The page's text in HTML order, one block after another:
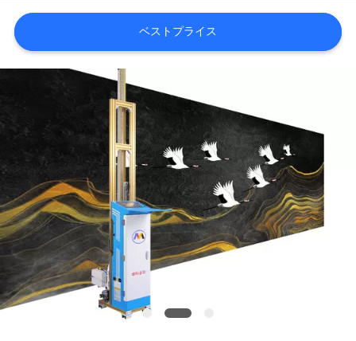
旅
行
質
管
理
私
達
ベストプライス